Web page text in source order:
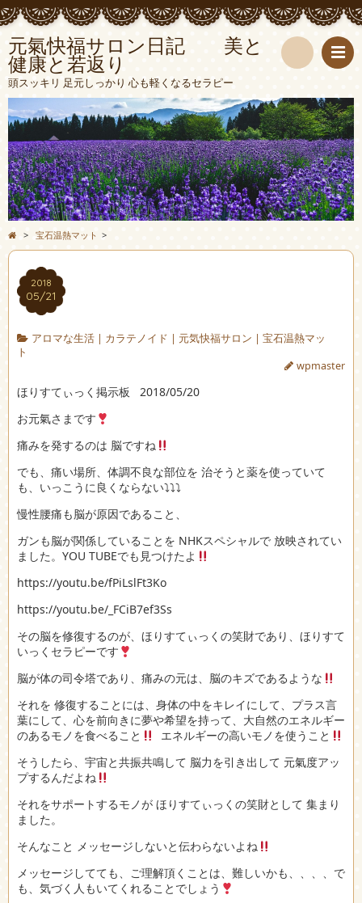
元氣快福サロン日記 美と
健康と若返り
頭スッキリ 足元しっかり 心も軽くなるセラピー
索
> 宝石温熱マット >
2018
05/21
アロマな生活| カラテノイド | 元気快福サロン | 宝石温熱マッ
ト
wpmaster
ほりすてぃっく掲示板
2018/05/20
お元氣さまです
痛みを発するのは 脳ですね
でも、痛い場所、体調不良な部位を 治そうと薬を使っていて
も、いっこうに良くならない⤵︎⤵︎⤵︎
慢性腰痛も脳が原因であること、
ガンも脳が関係していることを NHKスペシャルで 放映されてい
ました。YOU TUBEでも見つけたよ
https://youtu.be/fPiLslFt3Ko
https://youtu.be/_FCiB7ef3Ss
その脳を修復するのが、ほりすてぃっくの笑財であり、ほりすて
いっくセラピーです
脳が体の司令塔であり、痛みの元は、脳のキズであるような
それを 修復することには、身体の中をキレイにして、プラス言
葉にして、心を前向きに夢や希望を持って、大自然のエネルギー
のあるモノを食べること
エネルギーの高いモノを使うこと
そうしたら、宇宙と共振共鳴して 脳力を引き出して 元氣度アッ
プするんだよね
それをサポートするモノが ほりすてぃっくの笑財として 集まり
ました。
そんなこと メッセージしないと伝わらないよね
メッセージしてても、ご理解頂くことは、難しいかも、、、、で
も、気づく人もいてくれることでしょう